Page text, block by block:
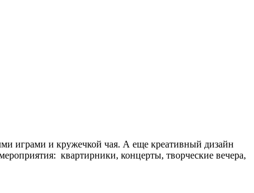
играми и кружечкой чая. А еще креативный дизайн
квартирники, концерты, творческие вечера,